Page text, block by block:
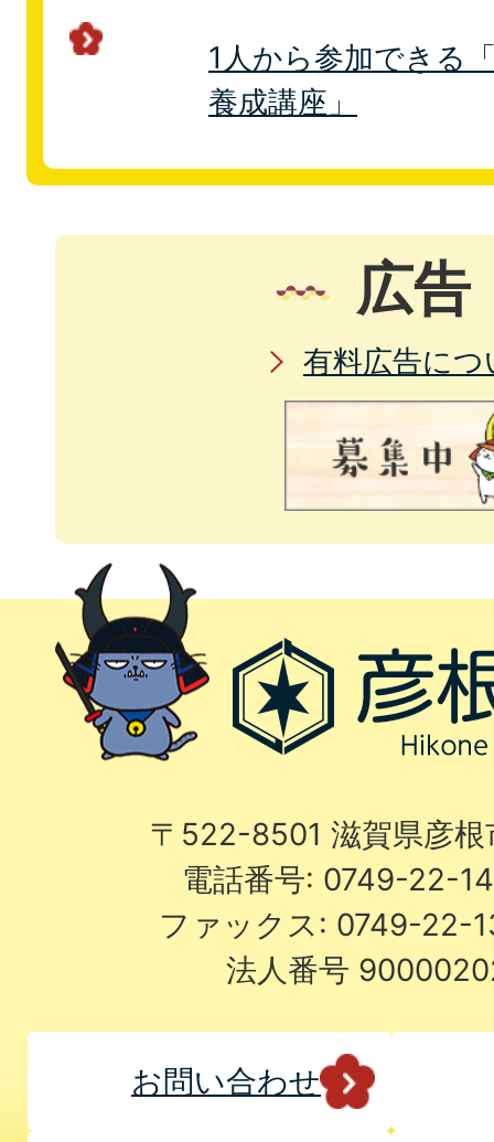
1人から参加できる
養成講座」
広告
有料広告につ
〒522-8501 滋賀県彦
電話番号: 0749-22-
ファックス: 0749-22-
法人番号
お問い合わせ